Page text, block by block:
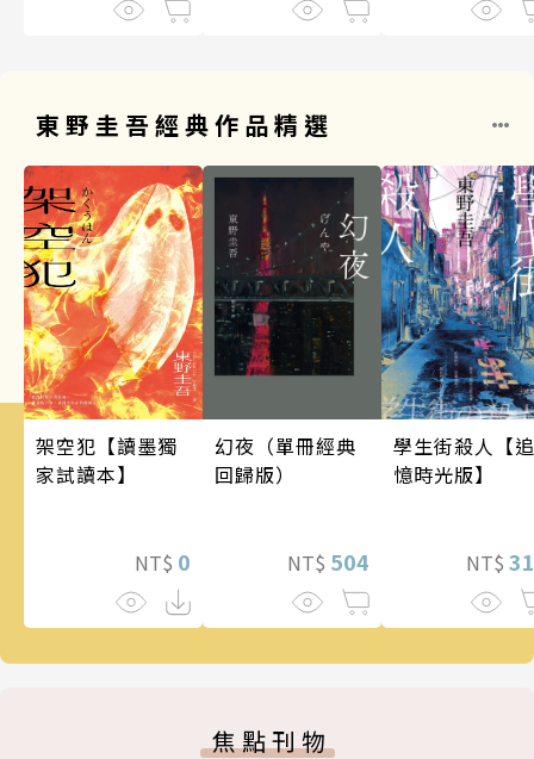
東野圭吾經典作品精選
架空犯【讀墨獨
家試讀本】
NT$ 0
幻夜（單冊經典
回歸版）
NT$ 504
學生街殺人【追
憶時光版】
NT$
焦點刊物